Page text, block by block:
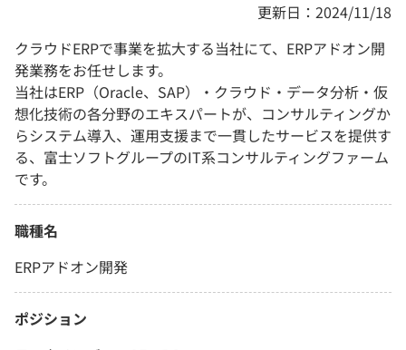
更新日：2024/11/18
クラウドERPで事業を拡大する当社にて、ERPアドオン開
発業務をお任せします。
当社はERP（Oracle、SAP）・クラウド・データ分析・仮
想化技術の各分野のエキスパートが、コンサルティングか
らシステム導入、運用支援まで一貫したサービスを提供す
る、富士ソフトグループのIT系コンサルティングファーム
です。
職種名
ERPアドオン開発
ポジション